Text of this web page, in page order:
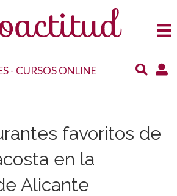
- CURSOS ONLINE
favoritos de
en la
Alicante